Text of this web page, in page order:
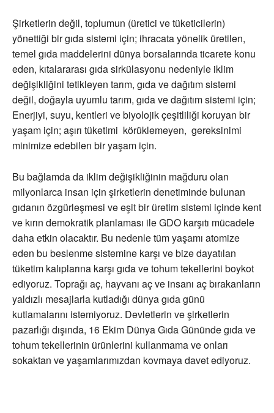
Şirketlerin değil, toplumun (üretici ve tüketicilerin)
yönettiği bir gıda sistemi için; ihracata yönelik üretilen,
temel gıda maddelerini dünya borsalarında ticarete konu
eden, kıtalararası gıda sirkülasyonu nedeniyle iklim
değişikliğini tetikleyen tarım, gıda ve dağıtım sistemi
değil, doğayla uyumlu tarım, gıda ve dağıtım sistemi için;
Enerjiyi, suyu, kentleri ve biyolojik çeşitliliği koruyan bir
yaşam için; aşırı tüketimi körüklemeyen, gereksinimi
minimize edebilen bir yaşam için.
Bu bağlamda da iklim değişikliğinin mağduru olan
milyonlarca insan için şirketlerin denetiminde bulunan
gıdanın özgürleşmesi ve eşit bir üretim sistemi içinde kent
ve kırın demokratik planlaması ile GDO karşıtı mücadele
daha etkin olacaktır. Bu nedenle tüm yaşamı atomize
eden bu beslenme sistemine karşı ve bize dayatılan
tüketim kalıplarına karşı gıda ve tohum tekellerini boykot
ediyoruz. Toprağı aç, hayvanı aç ve insanı aç bırakanların
yaldızlı mesajlarla kutladığı dünya gıda günü
kutlamalarını istemiyoruz. Devletlerin ve şirketlerin
pazarlığı dışında, 16 Ekim Dünya Gıda Gününde gıda ve
tohum tekellerinin ürünlerini kullanmama ve onları
sokaktan ve yaşamlarımızdan kovmaya davet ediyoruz.